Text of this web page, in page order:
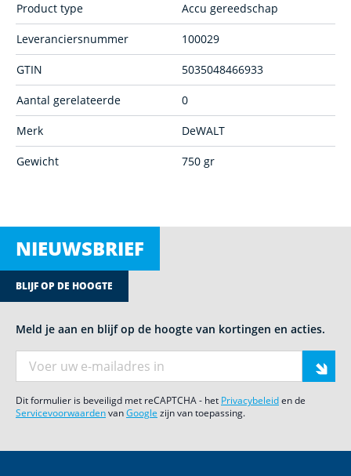
Product type Accu gereedschap
Leveranciersnummer 100029
GTIN 5035048466933
Aantal gerelateerde 0
Merk DeWALT
Gewicht 750 gr
NIEUWSBRIEF
BLIJF OP DE HOOGTE
Meld je aan en blijf op de hoogte van kortingen en acties.
Dit formulier is beveiligd met reCAPTCHA - het Privacybeleiden de
ServicevoorwaardenvanGoogle zijn van toepassing.